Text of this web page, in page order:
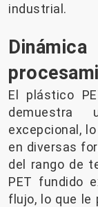
industrial.
El plástico
demuestra
excepcional,
en diversas
del rango de
PET fundido
flujo, lo que le